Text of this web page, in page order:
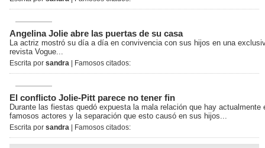
Angelina Jolie abre las puertas de su casa
La actriz mostró su día a día en convivencia con sus hijos en una
revista Vogue...
Escrita por sandra | Famosos citados:
El conflicto Jolie-Pitt parece no tener fin
Durante las fiestas quedó expuesta la mala relación que hay actualmente
famosos actores y la separación que esto causó en sus hijos...
Escrita por sandra | Famosos citados: